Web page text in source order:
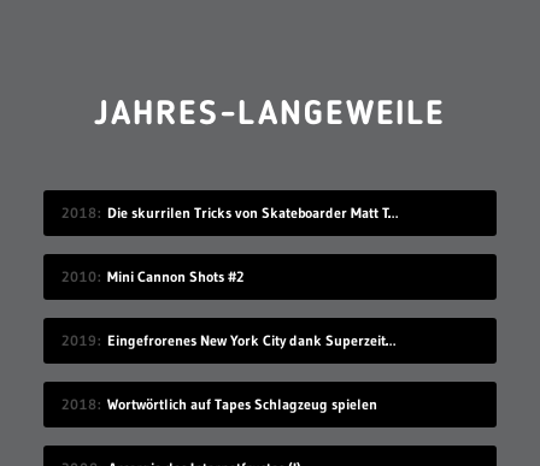
JAHRES-LANGEWEILE
2018 Die skurrilen Tricks von Skateboarder Matt Tomasello
2010 Mini Cannon Shots #2
2019 Eingefrorenes New York City dank Superzeitlupe
2018 Wortwörtlich auf Tapes Schlagzeug spielen